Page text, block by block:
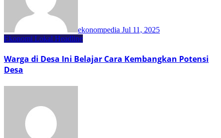
ekonompedia Jul 11, 2025
Ekonomi Lokal Headline
Warga di Desa Ini Belajar Cara Kembangkan Potensi
Desa